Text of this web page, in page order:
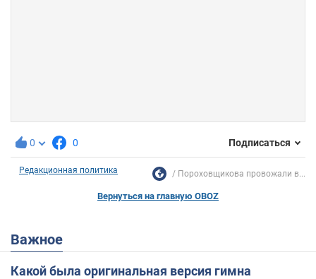
0 0 Подписаться
Редакционная политика Пороховщикова провожали в...
Вернуться на главную OBOZ
Важное
Какой была оригинальная версия гимна